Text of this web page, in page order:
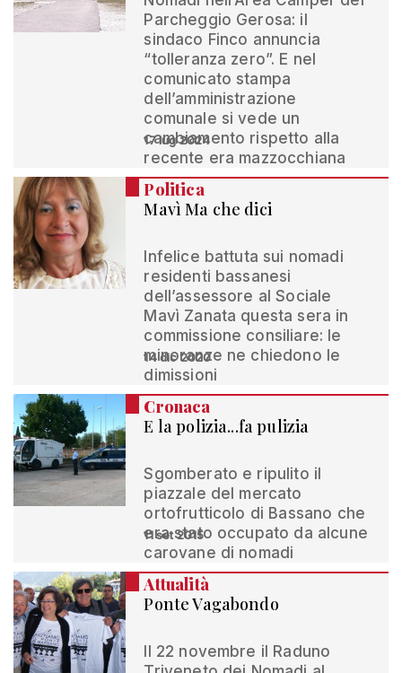
Parcheggio Gerosa: il
sindaco Finco annuncia
“tolleranza zero”. E nel
comunicato stampa
dell’amministrazione
comunale si vede un
cambiamento rispetto alla
recente era mazzocchiana
17 lug 2024
Politica
Mavì Ma che dici
Infelice battuta sui nomadi
residenti bassanesi
dell’assessore al Sociale
Mavì Zanata questa sera in
commissione consiliare: le
minoranze ne chiedono le
dimissioni
14 dic 2020
Cronaca
E la polizia...fa pulizia
Sgomberato e ripulito il
piazzale del mercato
ortofrutticolo di Bassano che
era stato occupato da alcune
carovane di nomadi
11 set 2015
Attualità
Ponte Vagabondo
Il 22 novembre il Raduno